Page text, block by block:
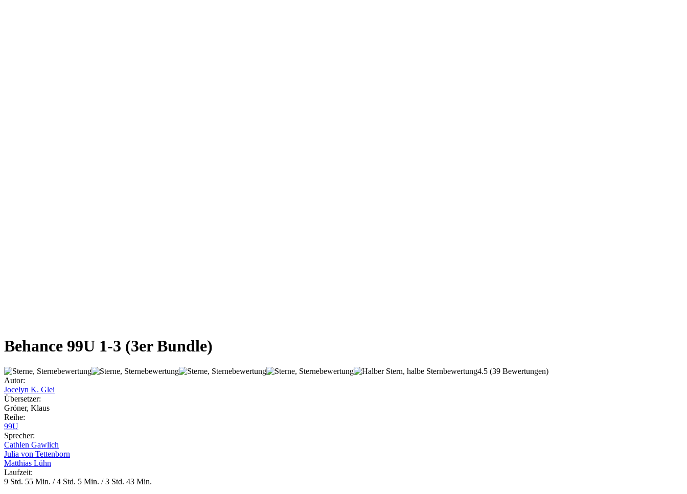
Behance 99U 1-3 (3er Bundle)
4.5 (39 Bewertungen)
Autor:
Jocelyn K. Glei
Übersetzer:
Gröner, Klaus
Reihe:
99U
Sprecher:
Cathlen Gawlich
Julia von Tettenborn
Matthias Lühn
Laufzeit:
9 Std. 55 Min. / 4 Std. 5 Min. / 3 Std. 43 Min.